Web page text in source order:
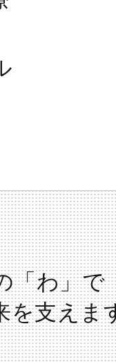
「わ」で
を支えま